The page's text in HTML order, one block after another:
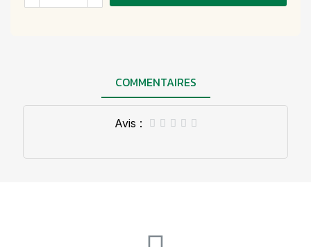
COMMENTAIRES
Avis :     